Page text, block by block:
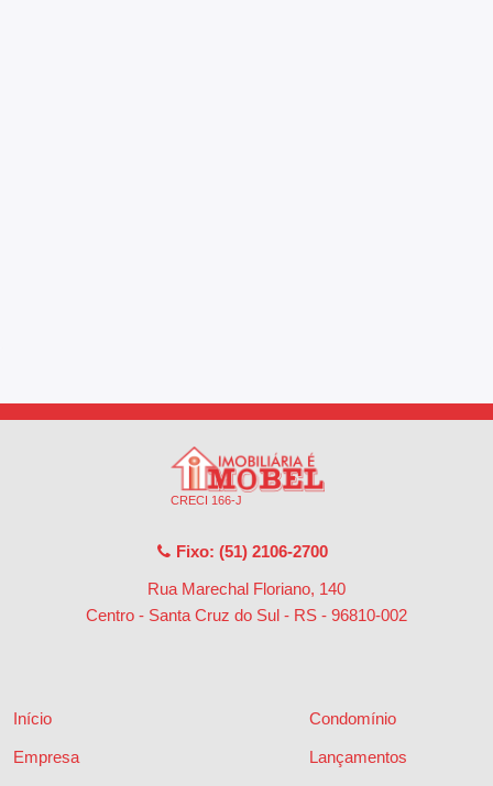
CRECI 166-J
Fixo: (51) 2106-2700
Rua Marechal Floriano, 140
Centro - Santa Cruz do Sul - RS - 96810-002
Início
Empresa
Condomínio
Lançamentos